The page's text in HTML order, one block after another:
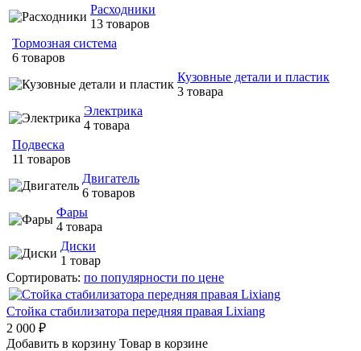
Расходники
13 товаров
Тормозная система
6 товаров
Кузовные детали и пластик
3 товара
Электрика
4 товара
Подвеска
11 товаров
Двигатель
6 товаров
Фары
4 товара
Диски
1 товар
Сортировать: по популярности по цене
Стойка стабилизатора передняя правая Lixiang
2 000 ₽
Добавить в корзину Товар в корзине